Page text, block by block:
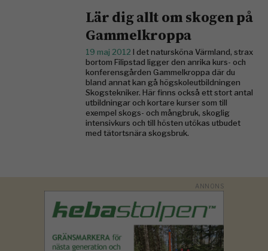
Lär dig allt om skogen på
Gammelkroppa
19 maj 2012 I det natursköna Värmland, strax
bortom Filipstad ligger den anrika kurs- och
konferensgården Gammelkroppa där du
bland annat kan gå högskoleutbildningen
Skogstekniker. Här finns också ett stort antal
utbildningar och kortare kurser som till
exempel skogs- och mångbruk, skoglig
intensivkurs och till hösten utökas utbudet
med tätortsnära skogsbruk.